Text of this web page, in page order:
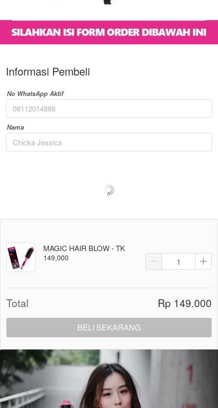
Informasi Pembeli
No WhatsApp Aktif
Nama
MAGIC HAIR BLOW - TK
149,000
Total Rp 149.000
`BELI SEKARANG